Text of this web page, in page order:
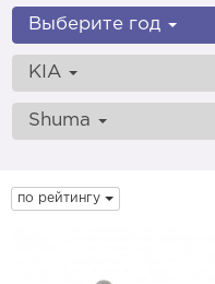
Выберите год
KIA
Shuma
по рейтингу